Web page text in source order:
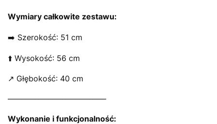
Wymiary całkowite zestawu:
➡️ Szerokość: 51 cm
⬆️ Wysokość: 56 cm
↗️ Głębokość: 40 cm
Wykonanie i funkcjonalność: